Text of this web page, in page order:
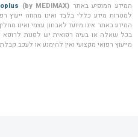
המידע המופיע באתר (by MEDIMAX)
למטרות מידע כללי בלבד ואינו מהווה ייעוץ
המידע באתר אינו מיועד לאבחון עצמי ואינו
בכל שאלה או בעיה רפואית יש לפנות לרופא
מייעוץ רפואי מקצועי ואין להימנע או לעכב